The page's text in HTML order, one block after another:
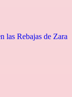
las Rebajas de Zara